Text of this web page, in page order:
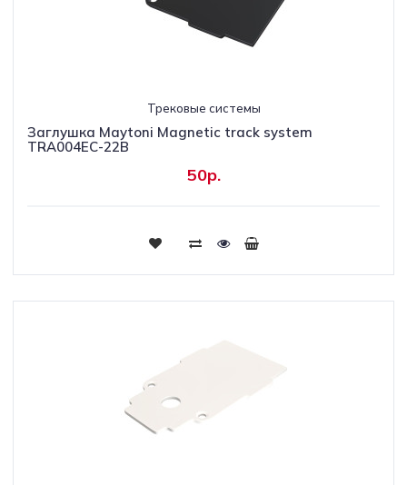
Трековые системы
Заглушка Maytoni Magnetic track system
TRA004EC-22B
50р.